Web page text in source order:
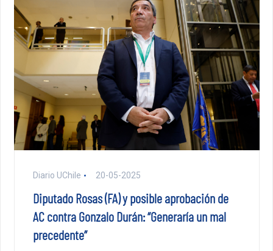
Diario UChile 20-05-2025
Diputado Rosas (FA) y posible aprobación de
AC contra Gonzalo Durán: “Generaría un mal
precedente”